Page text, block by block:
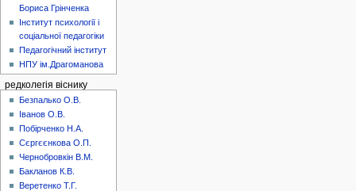
Бориса Грінченка
Інститут психології і
соціальної педагогіки
Педагогічний інститут
НПУ ім.Драгоманова
редколегія віснику
Безпалько О.В.
Іванов О.В.
Побірченко Н.А.
Сєргєєнкова О.П.
Чернобровкін В.М.
Бакланов К.В.
Веретенко Т.Г.